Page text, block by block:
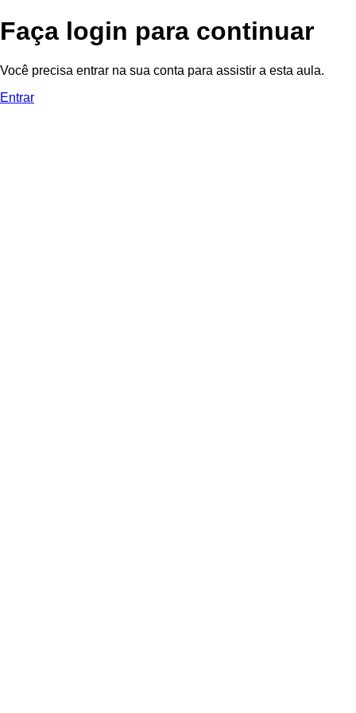
Faça login para continuar
Você precisa entrar na sua conta para assistir a esta aula.
Entrar